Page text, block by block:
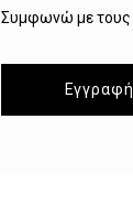
Συμφωνώ με τους
Εγγραφή